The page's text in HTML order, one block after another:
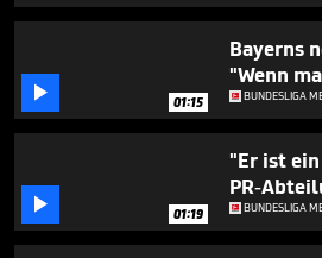
 01:15
Bayerns
"Wenn
BUNDESLIGA
 01:19
"Er ist
PR-
BUNDESLIGA